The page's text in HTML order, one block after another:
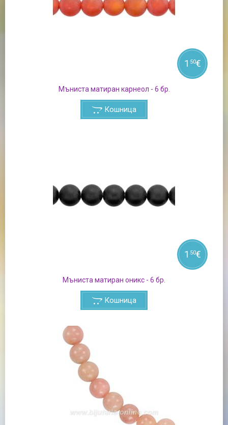
Мъниста матиран карнеол - 6 бр.
1 50€
Кошница
Мъниста матиран оникс - 6 бр.
1 50€
Кошница